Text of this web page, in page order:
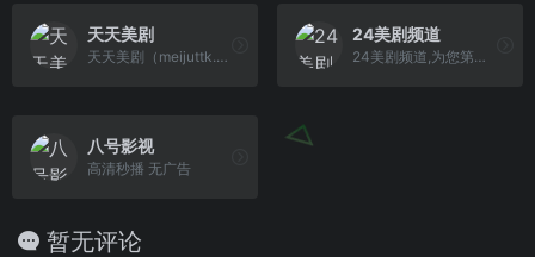
天天美剧
天天美剧（meijuttk.cc）为全球美剧迷提供搜集分享最新美剧、美影、美漫以及综艺等视频的网站，提供免费完整全集在线观看播放。
24美剧频道
24美剧频道,为您第一时间提供最新电影电视剧美剧的下载,高清蓝光资源的下载,致力于720P,1080P,4K,蓝光原盘资源的分享,打造最好的高清影视平台
八号影视
高清秒播 无广告
暂无评论